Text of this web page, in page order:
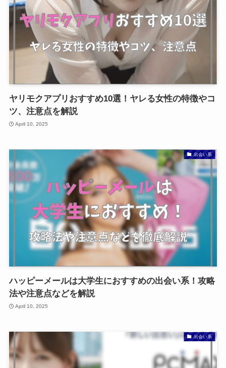
ヤリモクアプリおすすめ10選！ヤレる女性の特徴やコ
ツ、注意点を解説
April 10, 2025
出会い系
ハッピーメールは大学生におすすめの出会い系！攻略
法や注意点などを解説
April 10, 2025
出会い系